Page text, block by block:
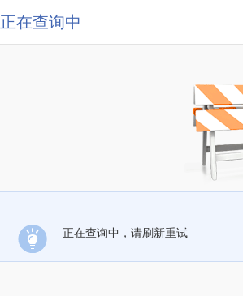
正在查询中
正在查询中，请刷新重试